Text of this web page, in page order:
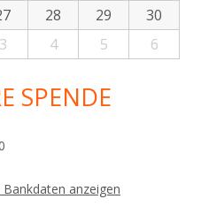
28 29
30
3 4 5 6
SPENDE
Bankdaten anzeigen